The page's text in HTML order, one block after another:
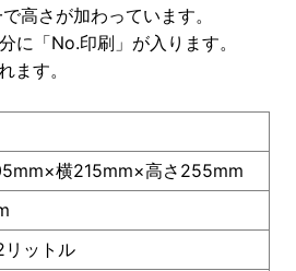
高さが加わっています。
「No.印刷」が入ります。
ます。
横215mm×高さ255mm
リットル